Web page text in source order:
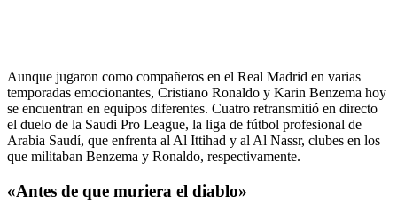
Aunque jugaron como compañeros en el Real Madrid en varias
temporadas emocionantes, Cristiano Ronaldo y Karin Benzema hoy
se encuentran en equipos diferentes. Cuatro retransmitió en directo
el duelo de la Saudi Pro League, la liga de fútbol profesional de
Arabia Saudí, que enfrenta al Al Ittihad y al Al Nassr, clubes en los
que militaban Benzema y Ronaldo, respectivamente.
«Antes de que muriera el diablo»